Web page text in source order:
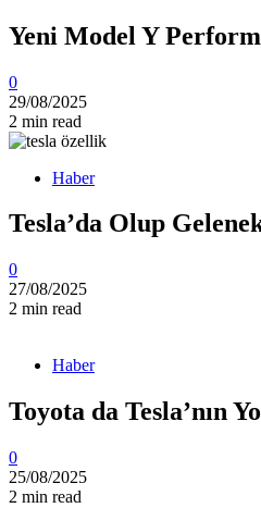
Yeni Model Y
0
29/08/2025
2 min read
Haber
Tesla’da Olup
0
27/08/2025
2 min read
Haber
Toyota da Tesla’nın
0
25/08/2025
2 min read